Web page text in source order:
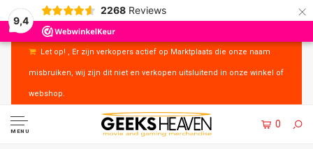
9,4
2268 Reviews ×
Let op! , Er zijn verkopers actief op Marktplaats die onze naam
misbruiken, wij zijn dit niet en verkopen uitsluitend in onze winkel of
webshop.
MENU
0